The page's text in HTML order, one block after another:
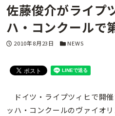
佐藤俊介がライプ
ハ・コンクールで
投稿日
2010年8月23日 カテゴリー
NEWS
ドイツ・ライプツィヒで開
ッハ・コンクールのヴァイオ